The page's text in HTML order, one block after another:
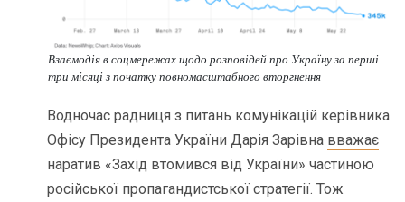
Взаємодія в соцмережах щодо розповідей про Україну за перші
три місяці з початку повномасштабного вторгнення
Водночас радниця з питань комунікацій керівника
Офісу Президента України Дарія Зарівна вважає
наратив «Захід втомився від України» частиною
російської пропагандистської стратегії. Тож